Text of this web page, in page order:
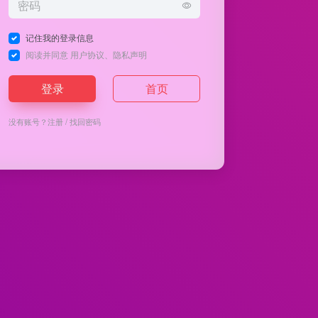
记住我的登录信息
阅读并同意 用户协议 隐私声明
登录 首页
没有账号？注册/找回密码